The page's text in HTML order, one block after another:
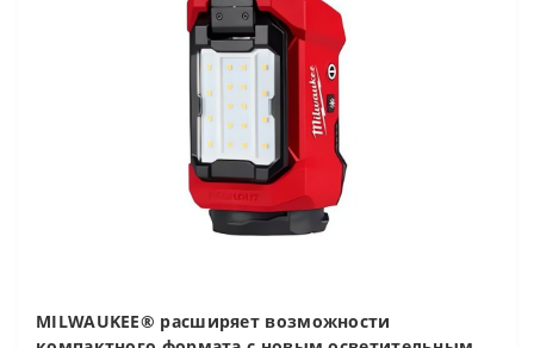
MILWAUKEE® расширяет возможности